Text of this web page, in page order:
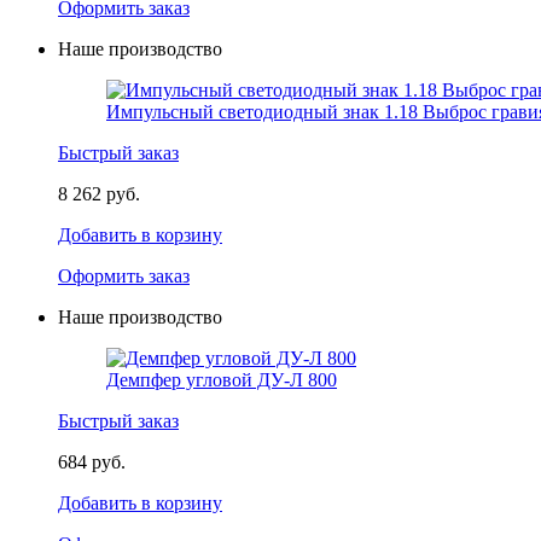
Оформить заказ
Наше производство
Импульсный светодиодный знак 1.18 Выброс
Быстрый заказ
8 262 руб.
Добавить в корзину
Оформить заказ
Наше производство
Демпфер угловой ДУ-Л 800
Быстрый заказ
684 руб.
Добавить в корзину